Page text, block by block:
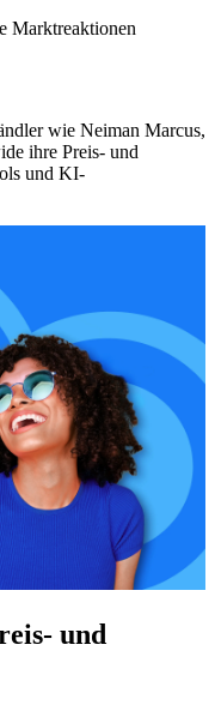
Marktreaktionen
wie Neiman Marcus,
ihre Preis- und
und KI-
und